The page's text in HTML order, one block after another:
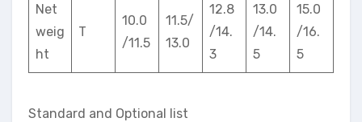
Net
weig
ht
T
10.0
/11.5
11.5/
13.0
12.8
/14.
3
13.0
/14.
5
15.0
/16.
5
Standard and Optional list